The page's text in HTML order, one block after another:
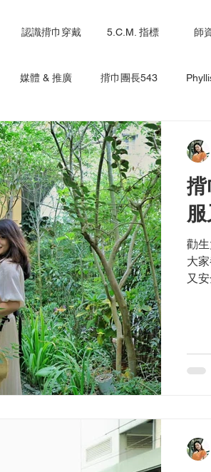
認識揹巾穿戴 5.C.M. 指標 師
媒體 & 推廣 揹巾團長543
小菜兒 講師 Emily 講師
Rita 講師 ling-講師
勸
大
又